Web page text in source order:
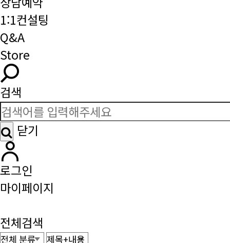
1:1컨설팅
Q&A
Store
검색
닫기
로그인
마이페이지
전체검색